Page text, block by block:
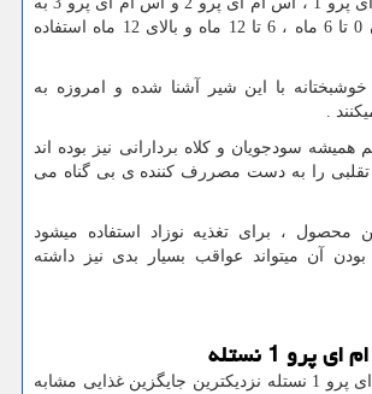
ترتیب برای نوزادان 0 تا 6 ماه ، 6 تا 12 ماه و بالای 12 ماه استفاده
خوشبختانه با این شیر آشنا شده و امروزه به
همیشه سودجویان و کلاه بردارانی نیز بوده اند
تقلبی را به دست مصررف کننده ی بی گناه می
محصول ، برای تغذیه نوزاد استفاده میشود
آن میتواند عواقب بسیار بدی نیز داشته
1 نستله
شیر خشک اس ام ای پرو 1 نستله نزدیکترین جایگزین غذایی مشابه